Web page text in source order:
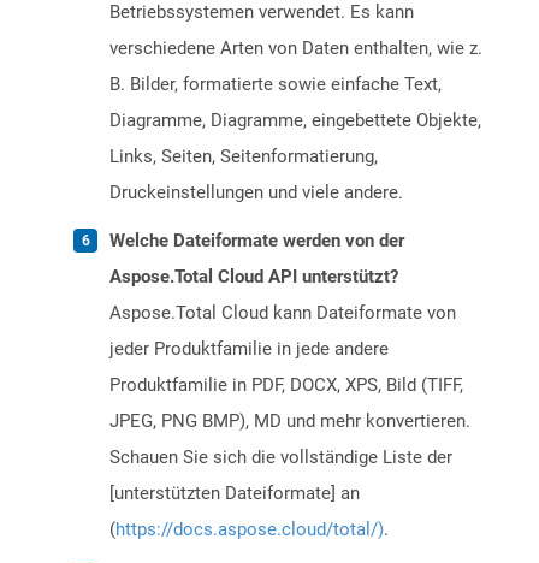
Betriebssystemen verwendet. Es kann
verschiedene Arten von Daten enthalten, wie z.
B. Bilder, formatierte sowie einfache Text,
Diagramme, Diagramme, eingebettete Objekte,
Links, Seiten, Seitenformatierung,
Druckeinstellungen und viele andere.
Welche Dateiformate werden von der
Aspose.Total Cloud API unterstützt?
Aspose.Total Cloud kann Dateiformate von
jeder Produktfamilie in jede andere
Produktfamilie in PDF, DOCX, XPS, Bild (TIFF,
JPEG, PNG BMP), MD und mehr konvertieren.
Schauen Sie sich die vollständige Liste der
[unterstützten Dateiformate] an
(https://docs.aspose.cloud/total/).